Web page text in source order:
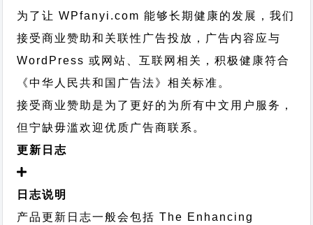
为了让 WPfanyi.com 能够长期健康的发展，我们
接受商业赞助和关联性广告投放，广告内容应与
WordPress 或网站、互联网相关，积极健康符合
《中华人民共和国广告法》相关标准。
接受商业赞助是为了更好的为所有中文用户服务，
但宁缺毋滥欢迎优质广告商联系。
更新日志
日志说明
产品更新日志一般会包括 The Enhancing